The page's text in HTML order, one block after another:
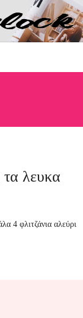
τα λευκα
4 φλιτζάνια αλεύρι